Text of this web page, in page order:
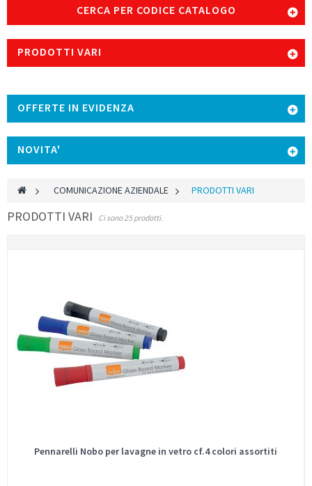
CERCA PER CODICE CATALOGO
PRODOTTI VARI
OFFERTE IN EVIDENZA
NOVITA'
> COMUNICAZIONE AZIENDALE > PRODOTTI VARI
PRODOTTI VARI Ci sono 25 prodotti.
Pennarelli Nobo per lavagne in vetro cf.4 colori assortiti